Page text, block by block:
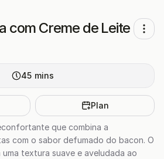
com Creme de Leite
45 mins
Plan
que combina a
com o sabor defumado do bacon. O
textura suave e aveludada ao